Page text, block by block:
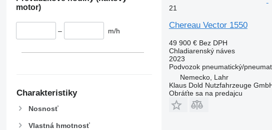
motor)
– m/h
Charakteristiky
Nosnosť
Vlastná hmotnosť
21
Chereau Vector 1550
49 900 € Bez DPH
Chladiarenský náves
2023
Podvozok pneumatický/
Nemecko, Lahr
Klaus Dold Nutzfahrzeuge
Obráťte sa na predajcu